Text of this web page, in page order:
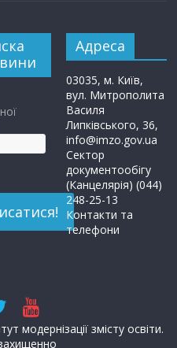
Адреса
03035, м. Київ,
вул. Митрополита
Василя
Липківського, 36,
info@imzo.gov.ua
Сектор
документообігу
(Канцелярія) (044)
248-25-13
Контакти та
телефони
модернізації змісту освіти.